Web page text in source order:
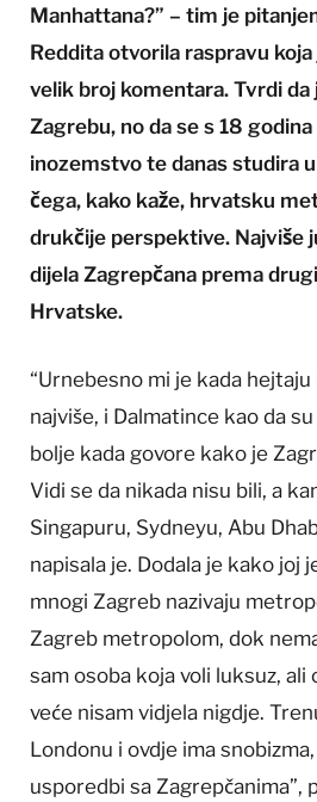
Manhattana?” – tim je
Reddita otvorila raspravu
velik broj komentara. Tvrdi da
Zagrebu, no da se s 18 godina
inozemstvo te danas studira
čega, kako kaže, hrvatsku
drukčije perspektive. Najviše
dijela Zagrepčana prema
Hrvatske.
“Urnebesno mi je kada hejtaju
najviše, i Dalmatince kao da
bolje kada govore kako je
Vidi se da nikada nisu bili, a
Singapuru, Sydneyu, Abu
napisala je. Dodala je kako joj
mnogi Zagreb nazivaju
Zagreb metropolom, dok
sam osoba koja voli luksuz, ali
veće nisam vidjela nigdje.
Londonu i ovdje ima
usporedbi sa Zagrepčanima”,